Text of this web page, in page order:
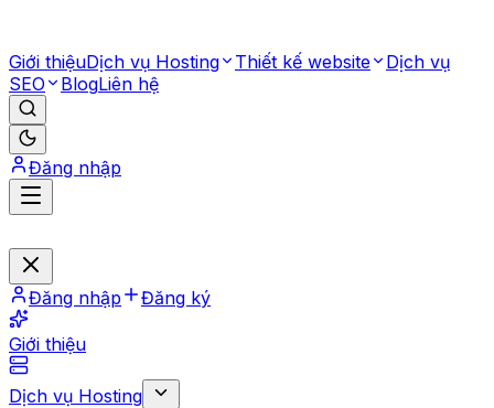
Giới thiệuDịch vụ Hosting Thiết kế website
Dịch vụ
SEO
BlogLiên hệ
Đăng nhập
Đăng nhập Đăng ký
Giới thiệu
Dịch vụ Hosting